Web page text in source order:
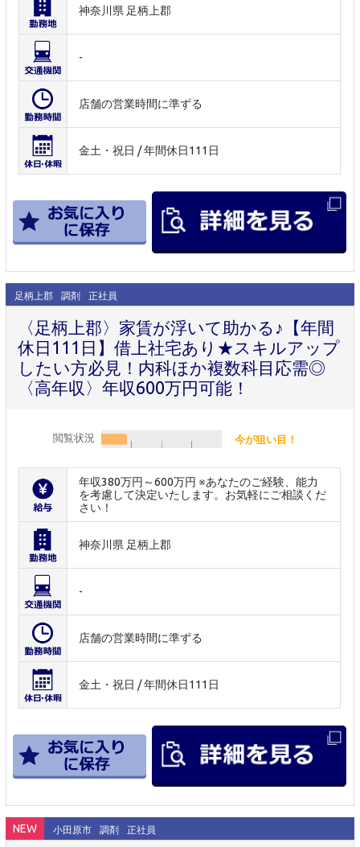
神奈川県 足柄上郡
-
店舗の営業時間に準ずる
金土・祝日 / 年間休日111日
足柄上郡 調剤 正社員
〈足柄上郡〉家賃が浮いて助かる♪【年間
休日111日】借上社宅あり★スキルアップ
したい方必見！内科ほか複数科目応需◎
〈高年収〉年収600万円可能！
閲覧状況 今が狙い目！
年収380万円～600万円 ※あなたのご経験、能力
を考慮して決定いたします。お気軽にご相談くだ
さい！
神奈川県 足柄上郡
-
店舗の営業時間に準ずる
金土・祝日 / 年間休日111日
NEW 小田原市 調剤 正社員